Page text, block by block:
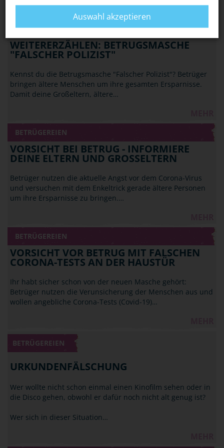
BETRÜGEREIEN
WEITERERZÄHLEN: BETRUGSMASCHE
"FALSCHER POLIZIST"
Kennst du die Betrugsmasche "Falscher Polizist"? Betrüger
bringen ältere Menschen um ihre gesamten Ersparnisse.
Damit deine Großeltern, ältere…
BETRÜGEREIEN
VORSICHT BEI BETRUG - INFORMIERE
DEINE ELTERN UND GROSSELTERN
Betrüger nutzen die aktuelle Angst vor dem Corona-Virus
und versuchen mit dem Enkeltrick gerade ältere Personen
um ihre Ersparnisse zu bringen.…
BETRÜGEREIEN
VORSICHT VOR BETRUG MIT FALSCHEN
CORONA-TESTS AN DER HAUSTÜR
Ihr habt sicher schon von der neuen Masche gehört:
Betrüger nutzen die Verunsicherung der Menschen aus und
wollen angebliche Corona-Tests (Covid-19)…
BETRÜGEREIEN
URKUNDENFÄLSCHUNG
Wer wollte nicht schon einmal einen Kinofilm sehen oder in
die Disco gehen, obwohl er dafür noch nicht alt genug ist?
Wer sich in dieser Situation…
Auswahl akzeptieren